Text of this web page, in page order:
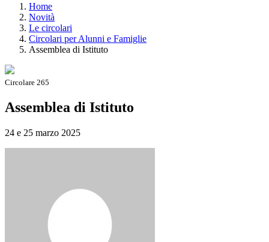
Home
Novità
Le circolari
Circolari per Alunni e Famiglie
Assemblea di Istituto
Circolare 265
Assemblea di Istituto
24 e 25 marzo 2025